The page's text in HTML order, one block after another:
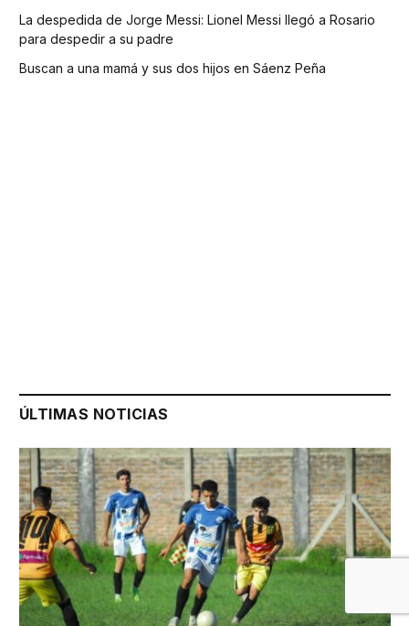
La despedida de Jorge Messi: Lionel Messi llegó a Rosario
para despedir a su padre
Buscan a una mamá y sus dos hijos en Sáenz Peña
ÚLTIMAS NOTICIAS